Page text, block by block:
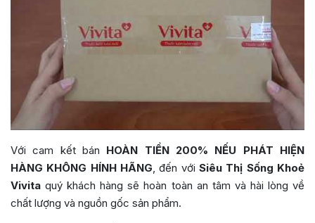
Với cam kết bán HOÀN TIỀN 200% NẾU PHÁT HIỆN
HÀNG KHÔNG HÍNH HÃNG , đến với Siêu Thị Sống Khoẻ
Vivita quý khách hàng sẽ hoàn toàn an tâm và hài lòng về
chất lượng và nguồn gốc sản phẩm.